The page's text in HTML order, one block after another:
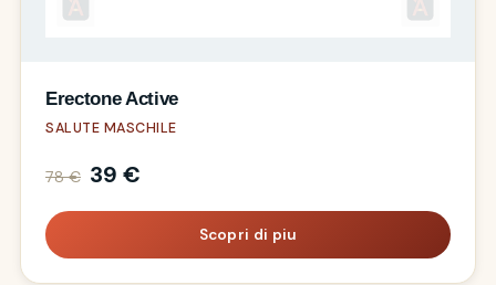
Erectone Active
SALUTE MASCHILE
78 € 39 €
Scopri di piu